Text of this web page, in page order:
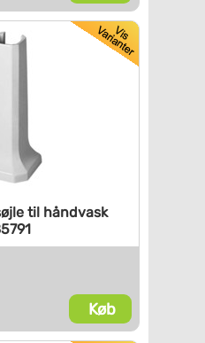
til håndvask
Køb